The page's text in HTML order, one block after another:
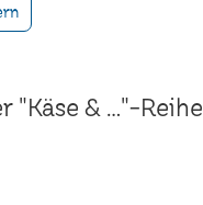
"Käse & ..."-Reihe